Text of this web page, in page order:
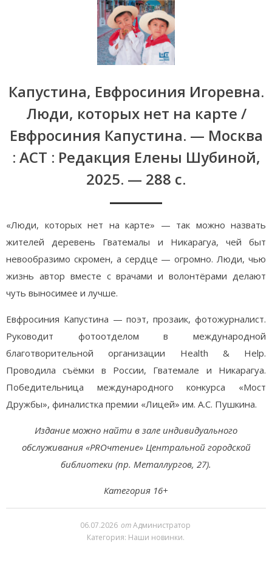
Капустина, Евфросиния Игоревна.
Люди, которых нет на карте /
Евфросиния Капустина. — Москва
: АСТ : Редакция Елены Шубиной,
2025. — 288 с.
«Люди, которых нет на карте» — так можно назвать
жителей деревень Гватемалы и Никарагуа, чей быт
невообразимо скромен, а сердце — огромно. Люди, чью
жизнь автор вместе с врачами и волонтёрами делают
чуть выносимее и лучше.
Евфросиния Капустина — поэт, прозаик, фотожурналист.
Руководит фотоотделом в международной
благотворительной организации Health & Help.
Проводила съёмки в России, Гватемале и Никарагуа.
Победительница международного конкурса «Мост
Дружбы», финалистка премии «Лицей» им. А.С. Пушкина.
Издание можно найти в зале индивидуального
обслуживания «PROчтение» Центральной городской
библиотеки (пр. Металлургов, 27).
Категория 16+
06.07.2026 отАдминистратор
Категория: Наши новинки.